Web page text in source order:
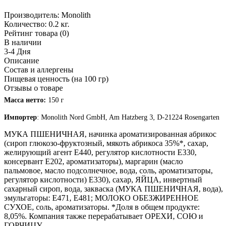
Производитель: Monolith
Количество: 0.2 кг.
Рейтинг товара (0)
В наличии
3-4 Дня
Описание
Состав и аллергены
Пищевая ценность (на 100 гр)
Отзывы о товаре
Масса нетто: 150 г
Импортер: Monolith Nord GmbH, Am Hatzberg 3, D-21224 Rosengarten
МУКА ПШЕНИЧНАЯ, начинка ароматизированная абрикос
(сироп глюкозо-фруктозный, мякоть абрикоса 35%*, сахар,
желирующий агент Е440, регулятор кислотности Е330,
консервант Е202, ароматизаторы), маргарин (масло
пальмовое, масло подсолнечное, вода, соль, ароматизаторы,
регулятор кислотности) Е330), сахар, ЯЙЦА, инвертный
сахарный сироп, вода, закваска (МУКА ПШЕНИЧНАЯ, вода),
эмульгаторы: Е471, Е481; МОЛОКО ОБЕЗЖИРЕННОЕ
СУХОЕ, соль, ароматизаторы. *Доля в общем продукте:
8,05%. Компания также перерабатывает ОРЕХИ, СОЮ и